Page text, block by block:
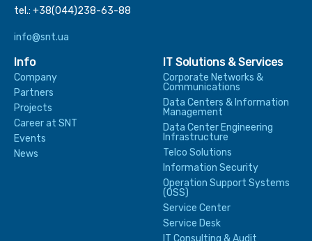
tel.: +38(044)238-63-88
info@snt.ua
Info
Company
Partners
Projects
Career at SNT
Events
News
IT Solutions & Services
Corporate Networks &
Communications
Data Centers & Information
Management
Data Center Engineering
Infrastructure
Telco Solutions
Information Security
Operation Support Systems
(OSS)
Service Center
Service Desk
IT Consulting & Audit